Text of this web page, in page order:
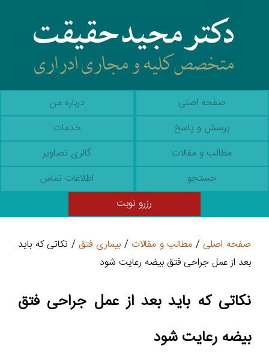
صفحه اصلی
درباره من
پرسش و پاسخ
خدمات
مطالب و مقالات
گالری تصاویر
جستجو
اطلاعات تماس
رزرو نوبت
صفحه اصلی / مطالب و مقالات /بیماری فتق/ نکاتی که باید
بعد از عمل جراحی فتق بیضه رعایت شود
نکاتی که باید بعد از عمل جراحی فتق
بیضه رعایت شود